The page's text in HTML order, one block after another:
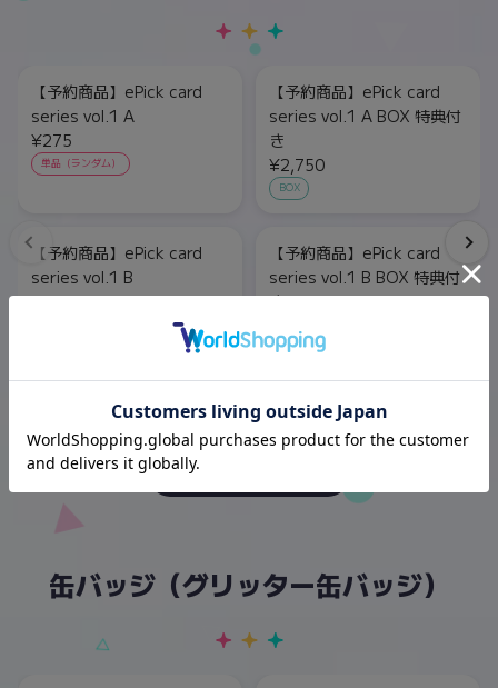
【予約商品】ePick card
series vol.1 A
¥275
単品（ランダム）
【予約商品】ePick card
series vol.1 A BOX 特典付
き
¥2,750
BOX
【予約商品】ePick card
series vol.1 B
¥275
【予約商品】ePick card
series vol.1 B BOX 特典付
き
¥2,750
BOX
缶バッジ（グリッター缶バッジ）